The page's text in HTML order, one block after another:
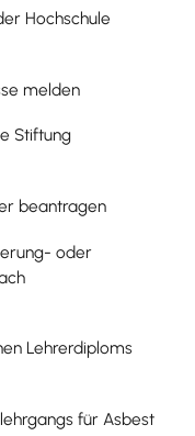
Hochschule
melden
Stiftung
beantragen
oder
Lehrerdiploms
für Asbest